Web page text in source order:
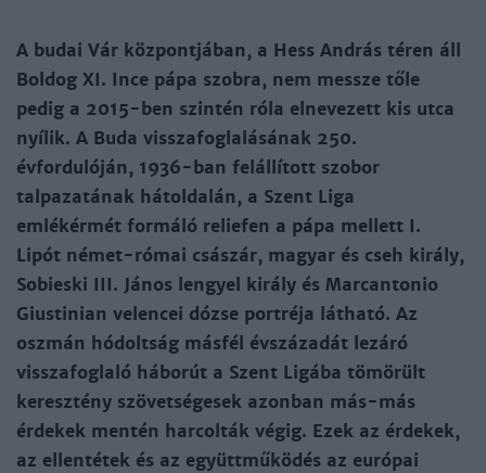
A budai Vár központjában, a Hess András téren áll
Boldog XI. Ince pápa szobra, nem messze tőle
pedig a 2015-ben szintén róla elnevezett kis utca
nyílik. A Buda visszafoglalásának 250.
évfordulóján, 1936-ban felállított szobor
talpazatának hátoldalán, a Szent Liga
emlékérmét formáló reliefen a pápa mellett I.
Lipót német-római császár, magyar és cseh király,
Sobieski III. János lengyel király és Marcantonio
Giustinian velencei dózse portréja látható. Az
oszmán hódoltság másfél évszázadát lezáró
visszafoglaló háborút a Szent Ligába tömörült
keresztény szövetségesek azonban más-más
érdekek mentén harcolták végig. Ezek az érdekek,
az ellentétek és az együttműködés az európai